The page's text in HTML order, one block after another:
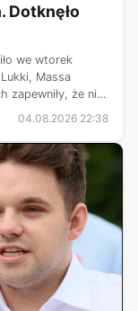
Dotknęło
we wtorek
Massa
zapewniły, że nie
04.08.2026 22:38